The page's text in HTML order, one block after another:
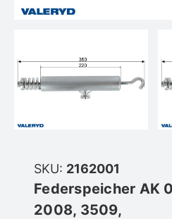
SKU: 2162001
Federspeicher AK
2008, 3509,